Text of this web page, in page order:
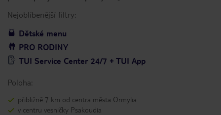
Nejoblíbenější filtry:
Dětské menu
PRO RODINY
TUI Service Center 24/7 + TUI App
Poloha:
přibližně 7 km od centra města Ormylia
v centru vesničky Psakoudia